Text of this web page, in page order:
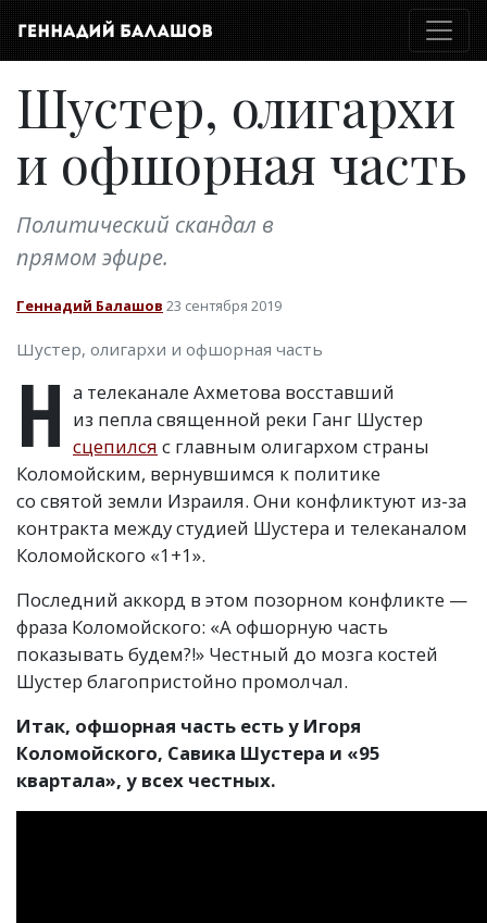
Шустер, олигархи
и офшорная часть
Политический скандал в
прямом эфире.
Геннадий Балашов 23 сентября 2019
Шустер, олигархи и офшорная часть
Н а телеканале Ахметова восставший
из пепла священной реки Ганг Шустер
сцепился с главным олигархом страны
Коломойским, вернувшимся к политике
со святой земли Израиля. Они конфликтуют из-за
контракта между студией Шустера и телеканалом
Коломойского «1+1».
Последний аккорд в этом позорном конфликте —
фраза Коломойского: «А офшорную часть
показывать будем?!» Честный до мозга костей
Шустер благопристойно промолчал.
Итак, офшорная часть есть у Игоря
Коломойского, Савика Шустера и «95
квартала», у всех честных.